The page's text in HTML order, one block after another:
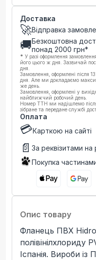
Доставка
🚀Відправка
🚚Безкоштовна
понад 2000 грн*
* У разі оформлення
його цього ж дня. Зазвичай
дня.
Замовлення, оформлені після
дня. Але ми докладаємо
же день.
Замовлення, оформлені у
найближчий робочий день.
Номер ТТН ми надішлемо
зібране та передане службі
Оплата
💳Карткою на сайті
📄 За реквізитами
Покупка
Опис товару
Фланець ПВХ
полівінілхлориду
Іспанія. Вироби із